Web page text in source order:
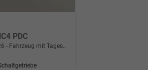
PDC
Fahrzeug mit Tageszulassung